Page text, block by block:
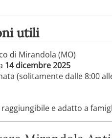
utili
di Mirandola (MO)
14 dicembre 2025
(solitamente dalle 8:00
raggiungibile e adatto a